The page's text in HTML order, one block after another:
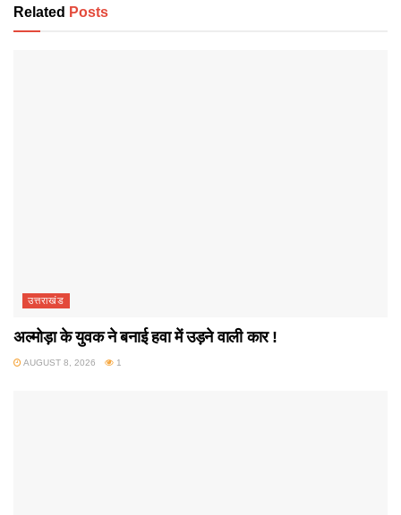
Related Posts
उत्तराखंड
अल्मोड़ा के युवक ने बनाई हवा में उड़ने वाली कार !
AUGUST 8, 2026 1